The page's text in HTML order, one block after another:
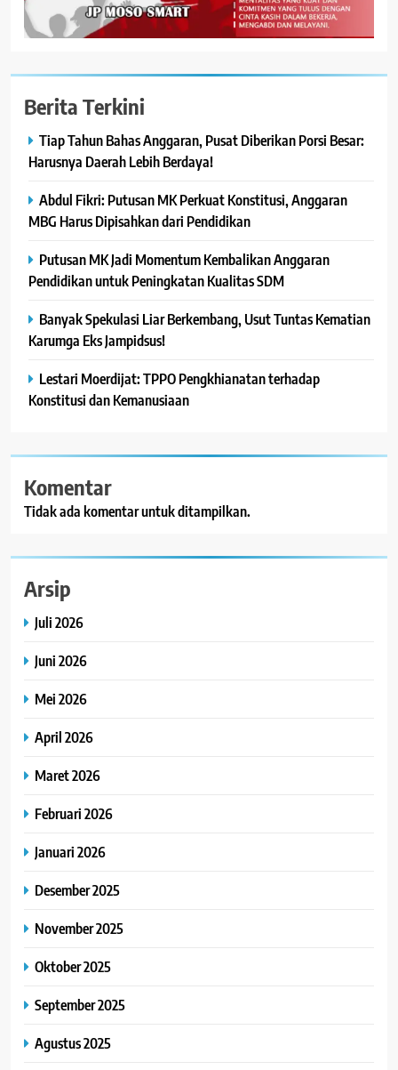
Berita Terkini
Tiap Tahun Bahas Anggaran, Pusat Diberikan Porsi Besar:
Harusnya Daerah Lebih Berdaya!
Abdul Fikri: Putusan MK Perkuat Konstitusi, Anggaran
MBG Harus Dipisahkan dari Pendidikan
Putusan MK Jadi Momentum Kembalikan Anggaran
Pendidikan untuk Peningkatan Kualitas SDM
Banyak Spekulasi Liar Berkembang, Usut Tuntas Kematian
Karumga Eks Jampidsus!
Lestari Moerdijat: TPPO Pengkhianatan terhadap
Konstitusi dan Kemanusiaan
Komentar
Tidak ada komentar untuk ditampilkan.
Arsip
Juli 2026
Juni 2026
Mei 2026
April 2026
Maret 2026
Februari 2026
Januari 2026
Desember 2025
November 2025
Oktober 2025
September 2025
Agustus 2025